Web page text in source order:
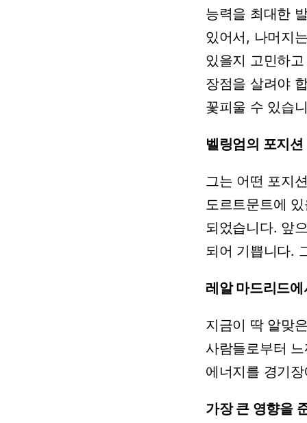
능력을 최대한
있어서, 나머지
있을지 고민하고
장점을 살려야
꽃피울 수 있습
벨링엄의 포지션
그는 어떤 포지
도르트문트에
되었습니다. 앞
되어 기쁩니다.
레알마드리드에
지금이 딱 알맞
사람들로부터
에너지를 경기
가장큰 영향을